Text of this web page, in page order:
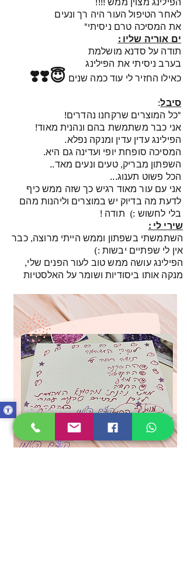
לאחר הטיפול העור היה רך ונעים
את המסיכה טרם ניסיתי"
ים אוריה שליו :
תודה על סדנא מושלמת
בערב ניסיתי את הפילינג
כאילו החזיר לי עוד כמה שנים 😇❣️❣️
סיבל:
"כל המוצרים שרקחנו נהדרים!
אני כבר משתמשת בהם ונהנית מאוד!
הפילינג עדין עדין ומנקה נפלא.
המסיכה סופחת יופי ועדינה גם היא.
השפתון מבריק, טעים ונעים מאד..
הכל פשוט תענוג...
אני עם עור מאוד רגיש כך שזה ממש כיף
לדעת מה בדיוק יש במוצרים וליהנות מהם
בלי לחשוש :) תודה !
שירי לי :
השתמשתי בשפתון וממש הייתי מרוצה, כבר
אין לי שפתיים יבשות :)
הפילינג עושה ממש טוב לעור הפנים שלי,
מנקה אותו ביסודיות ושומר על האלסטיות